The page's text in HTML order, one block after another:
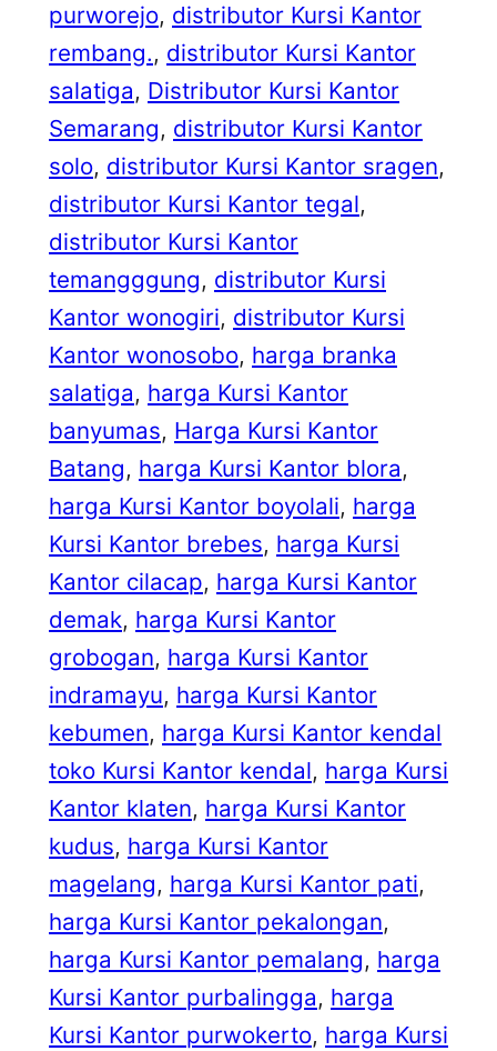
purworejo, distributor Kursi Kantor
rembang., distributor Kursi Kantor
salatiga, Distributor Kursi Kantor
Semarang, distributor Kursi Kantor
solo, distributor Kursi Kantor sragen
distributor Kursi Kantor tegal
distributor Kursi Kantor
temangggung, distributor Kursi
Kantor wonogiri, distributor Kursi
Kantor wonosobo, harga branka
salatiga, harga Kursi Kantor
banyumas, Harga Kursi Kantor
Batang, harga Kursi Kantor blora
harga Kursi Kantor boyolali, harga
Kursi Kantor brebes, harga Kursi
Kantor cilacap, harga Kursi Kantor
demak, harga Kursi Kantor
grobogan, harga Kursi Kantor
indramayu, harga Kursi Kantor
kebumen, harga Kursi Kantor kendal
toko Kursi Kantor kendal, harga Kursi
Kantor klaten, harga Kursi Kantor
kudus, harga Kursi Kantor
magelang, harga Kursi Kantor pati
harga Kursi Kantor pekalongan
harga Kursi Kantor pemalang, harga
Kursi Kantor purbalingga, harga
Kursi Kantor purwokerto, harga Kursi